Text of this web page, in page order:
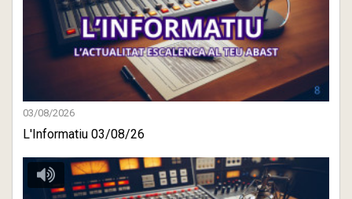
03/08/2026
L'Informatiu 03/08/26